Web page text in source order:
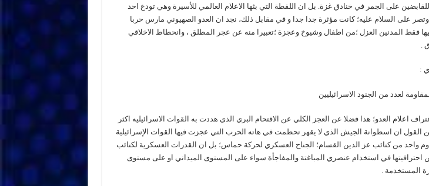
للقابضين على الجمر في خنادق غزة. بل ان اللقطة التي بثها الاعلام العالمي للأسيرة وهي تودع احد
،وتصر على السلام عليه؛ كانت مؤثرة جدا جدا و في مقابل ذلك، نجد ان العدو الصهيوني مارس حربا
فقط المدنين العزل ؛من اطفال وشيوخ وعجزة ؛تعبيرا منه عن عجر المطلق ، وانحطاط الاخلاقي
.
:
لعدد من الجنود الاسرائيليين
اعلام العدو؛ هذا فضلا عن العجز الكلي عن الاقتحام البري الذي هددت به القوات الاسرائيليه اكثر
القول ان اسطوانة الجيش الذي لا يقهر تحطمت في هاته الحرب التي عجزت فيها القوات الإسرائيلية
واحد من كتائب عز الدين القسام؛ الجناح العسكري لحركة حماس؛ بل ان القدرات العسكرية لكتائب
احترافيتها في استخدام عنصري المباغتة والمفاجأة سواء على المستوى الميداني او على مستوى
المستخدمة .